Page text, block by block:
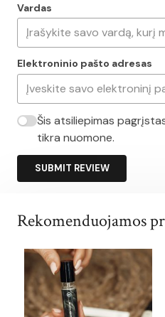
Vardas
Elektroninio pašto adresas
Šis atsiliepimas
tikra nuomone.
SUBMIT REVIEW
Rekomenduojamos